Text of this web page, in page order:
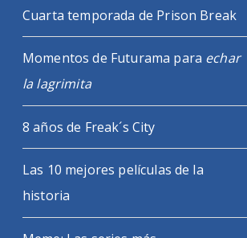
Cuarta temporada de Prison Break
Momentos de Futurama para echar
la lagrimita
8 años de Freak´s City
Las 10 mejores películas de la
historia